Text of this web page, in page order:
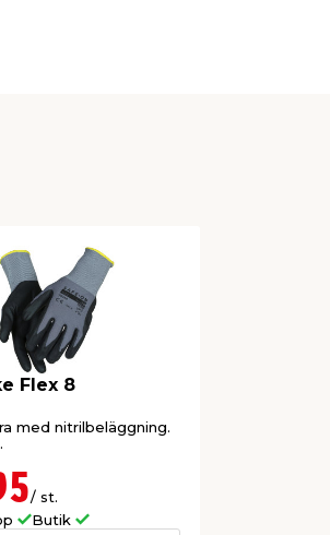
Flex 8
med nitrilbeläggning.
/ st.
Butik